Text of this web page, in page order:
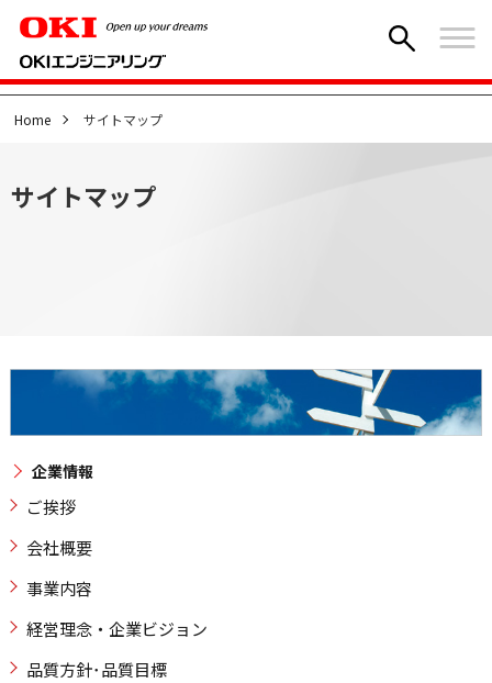
Home サイトマップ
サイトマップ
企業情報
ご挨拶
会社概要
事業内容
経営理念・企業ビジョン
品質方針･品質目標